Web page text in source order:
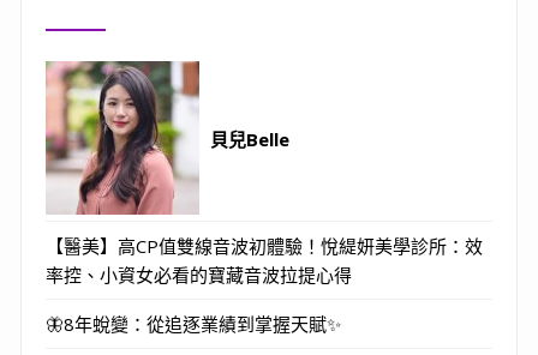
貝兒Belle
【醫美】高CP值雙線音波初體驗！悅緹妍美學診所：效
率控、小資女必看的寶藏音波拉提心得
🦋8年蛻變：從追逐業績到掌握天賦✨